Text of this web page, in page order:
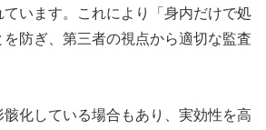
います。これにより「身内だけで処
防ぎ、第三者の視点から適切な監査
化している場合もあり、実効性を高